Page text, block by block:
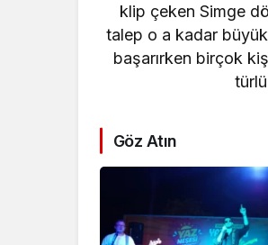
klip çeken Simge
talep o a kadar
başarırken birçok
Göz Atın